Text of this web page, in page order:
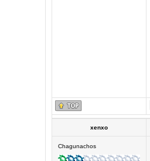
xenxo
Chagunachos